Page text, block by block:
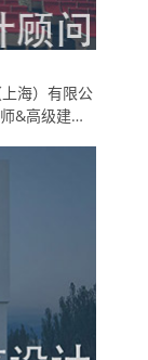
海）有限公
&高级建筑